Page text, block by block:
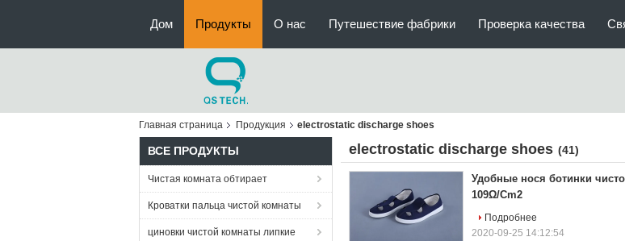
Дом Продукты О нас Путешествие фабрики Проверка качества
Главная страница Продукция electrostatic discharge shoes
ВСЕ ПРОДУКТЫ
Чистая комната обтирает
Кроватки пальца чистой комнаты
циновки чистой комнаты липкие
electrostatic discharge shoes (41)
Удобные нося ботинки
109Ω/Cm2
Подробнее
2020-09-25 14:12:54